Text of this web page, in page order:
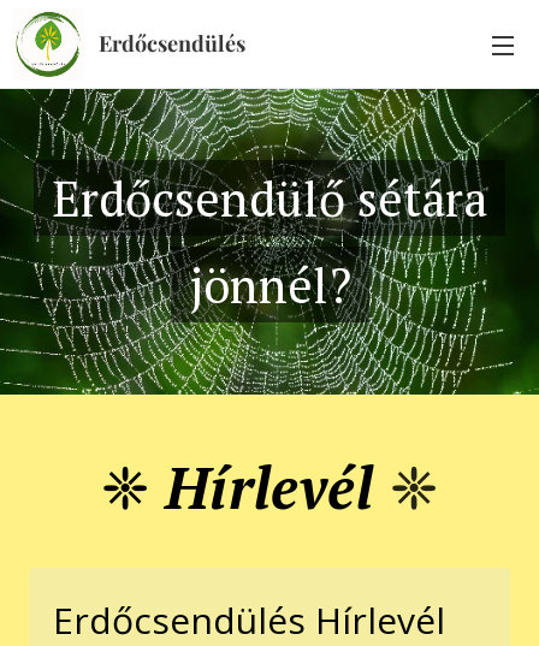
Erdőcsendülés
Erdőcsendülő sétára
jönnél?
❈Hírlevél ❈
Erdőcsendülés Hírlevél